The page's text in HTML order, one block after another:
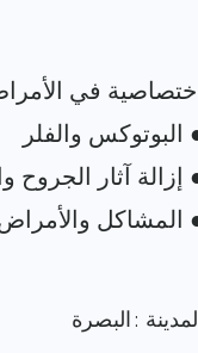
المدينة : البصرة